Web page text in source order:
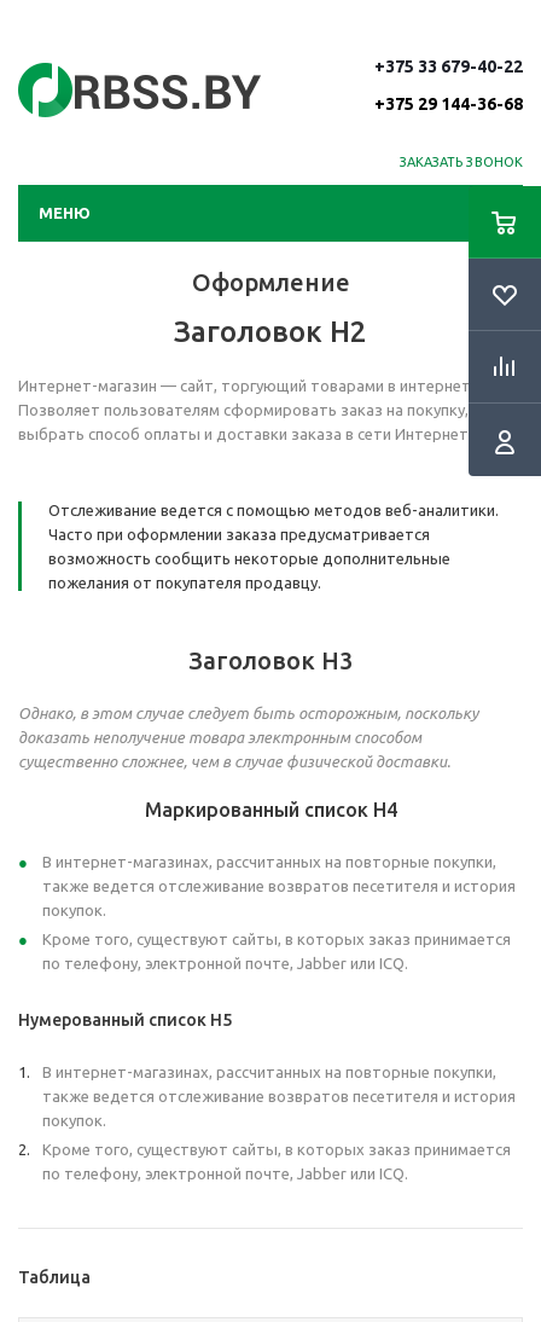
+375 33 679-40-22
+375 29 144-36-68
ЗАКАЗАТЬ ЗВОНОК
МЕНЮ
Оформление
Заголовок H2
Интернет-магазин — сайт, торгующий товарами в интернете.
Позволяет пользователям сформировать заказ на покупку,
выбрать способ оплаты и доставки заказа в сети Интернет.
Отслеживание ведется с помощью методов веб-аналитики.
Часто при оформлении заказа предусматривается
возможность сообщить некоторые дополнительные
пожелания от покупателя продавцу.
Заголовок H3
Однако, в этом случае следует быть осторожным, поскольку
доказать неполучение товара электронным способом
существенно сложнее, чем в случае физической доставки.
Маркированный список H4
В интернет-магазинах, рассчитанных на повторные покупки,
также ведется отслеживание возвратов песетителя и история
покупок.
Кроме того, существуют сайты, в которых заказ принимается
по телефону, электронной почте, Jabber или ICQ.
Нумерованный список H5
В интернет-магазинах, рассчитанных на повторные покупки,
также ведется отслеживание возвратов песетителя и история
покупок.
Кроме того, существуют сайты, в которых заказ принимается
по телефону, электронной почте, Jabber или ICQ.
Таблица